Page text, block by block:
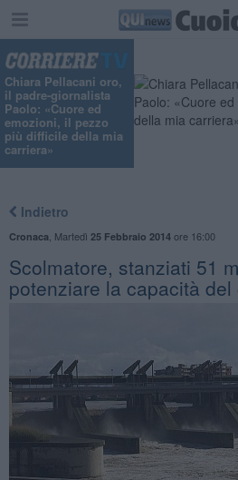
Chiara Pellacani oro,
il padre-giornalista
Paolo: «Cuore ed
emozioni, il pezzo
più difficile della mia
carriera»
Indietro
Cronaca Martedì 25 Febbraio 2014ore 16:00
Scolmatore, stanziati 51
potenziare la capacità del